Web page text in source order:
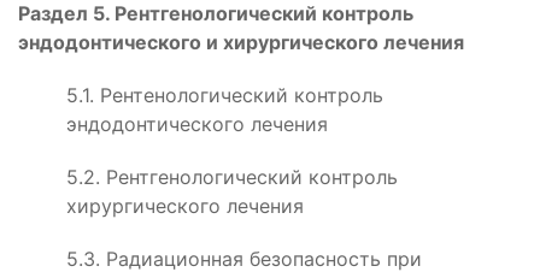
Раздел 5. Рентгенологический контроль
эндодонтического и хирургического лечения
5.1. Рентенологический контроль
эндодонтического лечения
5.2. Рентгенологический контроль
хирургического лечения
5.3. Радиационная безопасность при